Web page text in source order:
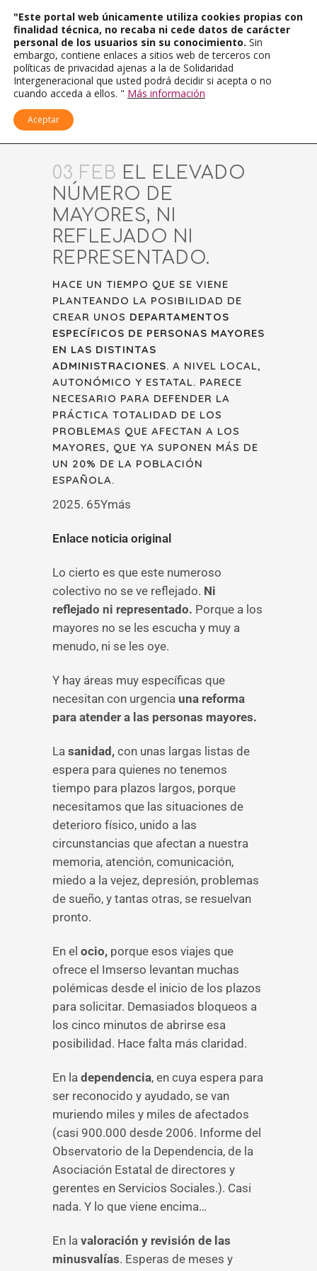
03 FEB EL ELEVADO
NÚMERO DE
MAYORES, NI
REFLEJADO NI
REPRESENTADO.
HACE UN TIEMPO QUE SE VIENE
PLANTEANDO LA POSIBILIDAD DE
CREAR UNOS DEPARTAMENTOS
ESPECÍFICOS DE PERSONAS MAYORES
EN LAS DISTINTAS
ADMINISTRACIONES. A NIVEL LOCAL,
AUTONÓMICO Y ESTATAL. PARECE
NECESARIO PARA DEFENDER LA
PRÁCTICA TOTALIDAD DE LOS
PROBLEMAS QUE AFECTAN A LOS
MAYORES, QUE YA SUPONEN MÁS DE
UN 20% DE LA POBLACIÓN
ESPAÑOLA.
2025. 65Ymás
Enlace noticia original
Lo cierto es que este numeroso
colectivo no se ve reflejado. Ni
reflejado ni representado. Porque a los
mayores no se les escucha y muy a
menudo, ni se les oye.
Y hay áreas muy específicas que
necesitan con urgencia una reforma
para atender a las personas mayores.
La sanidad, con unas largas listas de
espera para quienes no tenemos
tiempo para plazos largos, porque
necesitamos que las situaciones de
deterioro físico, unido a las
circunstancias que afectan a nuestra
memoria, atención, comunicación,
miedo a la vejez, depresión, problemas
de sueño, y tantas otras, se resuelvan
pronto.
En el ocio, porque esos viajes que
ofrece el Imserso levantan muchas
polémicas desde el inicio de los plazos
para solicitar. Demasiados bloqueos a
los cinco minutos de abrirse esa
posibilidad. Hace falta más claridad.
En la dependencia, en cuya espera para
ser reconocido y ayudado, se van
muriendo miles y miles de afectados
(casi 900.000 desde 2006. Informe del
Observatorio de la Dependencia, de la
Asociación Estatal de directores y
gerentes en Servicios Sociales.). Casi
nada. Y lo que viene encima…
En la valoración y revisión de las
minusvalías. Esperas de meses y
"Este portal web únicamente utiliza cookies propias con
finalidad técnica, no recaba ni cede datos de carácter
personal de los usuarios sin su conocimiento. Sin
embargo, contiene enlaces a sitios web de terceros con
políticas de privacidad ajenas a la de Solidaridad
Intergeneracional que usted podrá decidir si acepta o no
cuando acceda a ellos. " Más información
Aceptar